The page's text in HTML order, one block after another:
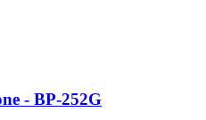
- BP-252G